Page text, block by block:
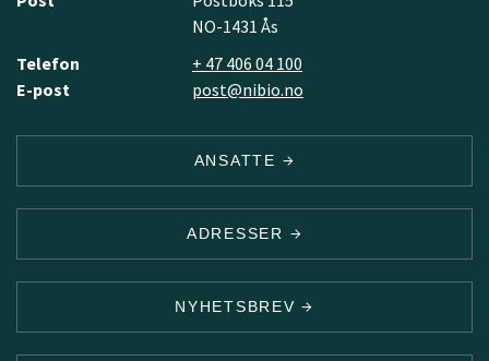
NO-1431 Ås
Telefon
+ 47 406 04 100
E-post
post@nibio.no
ANSATTE
ADRESSER
NYHETSBREV